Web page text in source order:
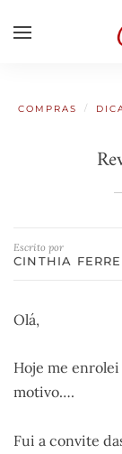
COMPRAS /
Escrito por
CINTHIA
Olá,
Hoje me
motivo….
Fui a convite